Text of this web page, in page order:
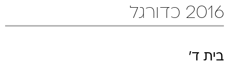
2016 כדורגל
בית ד'